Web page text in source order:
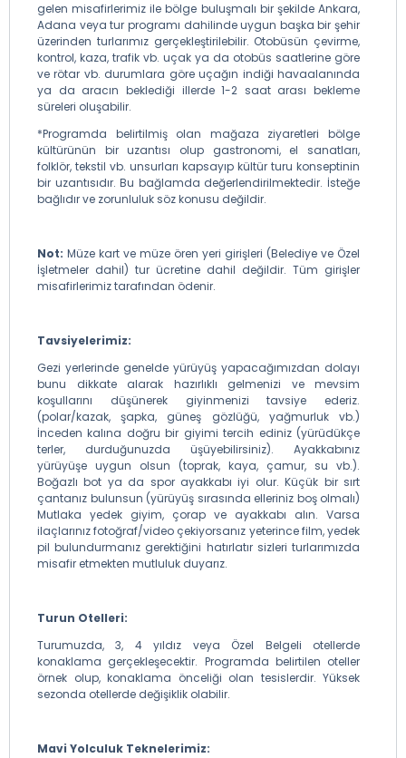
gelen misafirlerimiz ile bölge buluşmalı bir şekilde Ankara,
Adana veya tur programı dahilinde uygun başka bir şehir
üzerinden turlarımız gerçekleştirilebilir. Otobüsün çevirme,
kontrol, kaza, trafik vb. uçak ya da otobüs saatlerine göre
ve rötar vb. durumlara göre uçağın indiği havaalanında
ya da aracın beklediği illerde 1-2 saat arası bekleme
süreleri oluşabilir.
*Programda belirtilmiş olan mağaza ziyaretleri bölge
kültürünün bir uzantısı olup gastronomi, el sanatları,
folklör, tekstil vb. unsurları kapsayıp kültür turu konseptinin
bir uzantısıdır. Bu bağlamda değerlendirilmektedir. İsteğe
bağlıdır ve zorunluluk söz konusu değildir.
Not: Müze kart ve müze ören yeri girişleri (Belediye ve Özel
İşletmeler dahil) tur ücretine dahil değildir. Tüm girişler
misafirlerimiz tarafından ödenir.
Tavsiyelerimiz:
Gezi yerlerinde genelde yürüyüş yapacağımızdan dolayı
bunu dikkate alarak hazırlıklı gelmenizi ve mevsim
koşullarını düşünerek giyinmenizi tavsiye ederiz.
(polar/kazak, şapka, güneş gözlüğü, yağmurluk vb.)
İnceden kalına doğru bir giyimi tercih ediniz (yürüdükçe
terler, durduğunuzda üşüyebilirsiniz). Ayakkabınız
yürüyüşe uygun olsun (toprak, kaya, çamur, su vb.).
Boğazlı bot ya da spor ayakkabı iyi olur. Küçük bir sırt
çantanız bulunsun (yürüyüş sırasında elleriniz boş olmalı)
Mutlaka yedek giyim, çorap ve ayakkabı alın. Varsa
ilaçlarınız fotoğraf/video çekiyorsanız yeterince film, yedek
pil bulundurmanız gerektiğini hatırlatır sizleri turlarımızda
misafir etmekten mutluluk duyarız.
Turun Otelleri:
Turumuzda, 3, 4 yıldız veya Özel Belgeli otellerde
konaklama gerçekleşecektir. Programda belirtilen oteller
örnek olup, konaklama önceliği olan tesislerdir. Yüksek
sezonda otellerde değişiklik olabilir.
Mavi Yolculuk Teknelerimiz: